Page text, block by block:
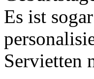
Es ist
Servietten